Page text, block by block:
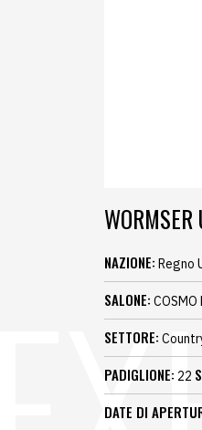
WORMSER
NAZIONE: Regno
SALONE: COSMO
SETTORE:
PADIGLIONE: 22
DATE DI